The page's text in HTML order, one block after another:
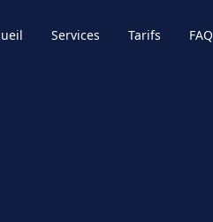
Services Tarifs FAQ